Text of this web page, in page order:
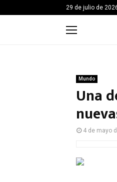
29 de julio de
Mundo
Una
4 de mayo